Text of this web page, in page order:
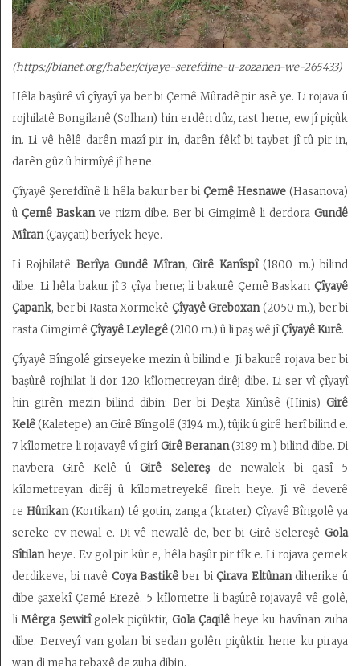
(https://bianet.org/haber/ciyaye-serefdine-u-zozanen-we-265433)
Hêla başûrê vî çîyayî ya ber bi Çemê Mûradê pir asê ye. Li rojava û
rojhilatê Bongilanê (Solhan) hin erdên dûz, rast hene, ew jî piçûk
in. Li vê hêlê darên mazî pir in, darên fêkî bi taybet jî tû pir in,
darên gûz û hirmîyê jî hene.
Çîyayê Şerefdînê li hêla bakur ber biÇemê Hesnawe (Hasanova)
û Çemê Baskanve nizm dibe. Ber bi Gimgimê li derdora Gundê
Mîran(Çayçati) berîyek heye.
Li Rojhilatê Berîya Gundê Mîran, Girê Kanîspî(1800 m.) bilind
dibe. Li hêla bakur jî 3 çîya hene; li bakurê Çemê Baskan Çîyayê
Çapank, ber bi Rasta Xormekê Çîyayê Greboxan(2050 m.), ber bi
rasta Gimgimê Çîyayê Leylegê(2100 m.) û li paş wê jîÇîyayê Kurê.
Çîyayê Bîngolê girseyeke mezin û bilind e. Ji bakurê rojava ber bi
başûrê rojhilat li dor 120 kîlometreyan dirêj dibe. Li ser vî çîyayî
hin girên mezin bilind dibin: Ber bi Deşta Xinûsê (Hinis) Girê
Kelê(Kaletepe) an Girê Bîngolê (3194 m.), tûjik û girê herî bilind e.
7 kîlometre li rojavayê vî girîGirê Beranan(3189 m.) bilind dibe. Di
navbera Girê Kelê ûGirê Selereşde newalek bi qasî 5
kîlometreyan dirêj û kîlometreyekê fireh heye. Ji vê deverê
reHûrikan(Kortikan) tê gotin, zanga (krater) Çîyayê Bîngolê ya
sereke ev newal e. Di vê newalê de, ber bi Girê Selereşê Gola
Sîtilanheye. Ev gol pir kûr e, hêla başûr pir tîk e. Li rojava çemek
derdikeve, bi navê Coya Bastikê ber biÇirava Eltûnandiherike û
dibe şaxekî Çemê Erezê. 5 kîlometre li başûrê rojavayê vê golê,
liMêrga Şewitîgolek piçûktir, Gola Çaqilêheye ku havînan zuha
dibe. Derveyî van golan bi sedan golên piçûktir hene ku piraya
wan di meha tebaxê de zuha dibin.